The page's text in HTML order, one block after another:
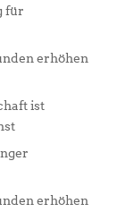
für
erhöhen
ist
erhöhen